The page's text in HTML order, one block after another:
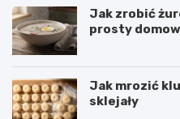
Jak zrobić
prosty
Jak mrozić
sklejały